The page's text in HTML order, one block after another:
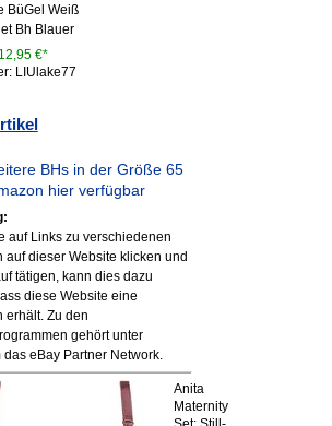
BüGel Weiß
Bh Blauer
12,95 €*
LIUlake77
BHs in der Größe 65
hier verfügbar
auf Links zu verschiedenen
auf dieser Website klicken und
tätigen, kann dies dazu
diese Website eine
erhält. Zu den
gehört unter
das eBay Partner Network.
Anita
Maternity